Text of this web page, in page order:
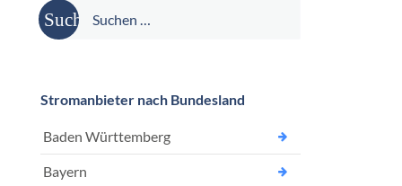
Suche
nach:
Stromanbieter nach Bundesland
Baden Württemberg
Bayern